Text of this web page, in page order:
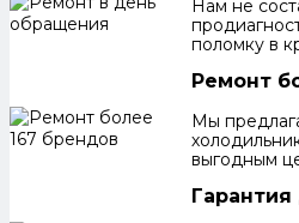
Нам не
поломку в
Ремонт
Мы
выгодным
Гарантия